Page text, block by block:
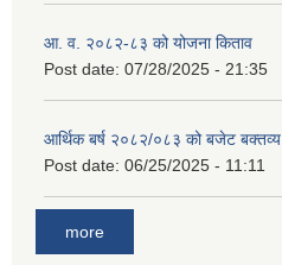
आ. व. २०८२-८३ को योजना किताव
Post date: 07/28/2025 - 21:35
आर्थिक बर्ष २०८२/०८३ को बजेट बक्तव्य
Post date: 06/25/2025 - 11:11
more